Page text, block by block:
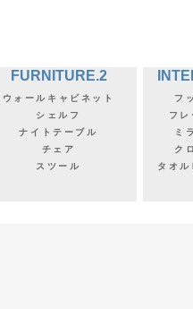
FURNITURE.2
ウォールキャビネット
シェルフ
ナイトテーブル
チェア
スツール
フ
フレ
ミ
ク
タオル